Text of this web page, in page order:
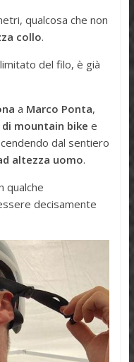
qualcosa che non
collo.
del filo, è già
a Marco Ponta,
mountain bike e
dal sentiero
altezza uomo.
qualche
decisamente